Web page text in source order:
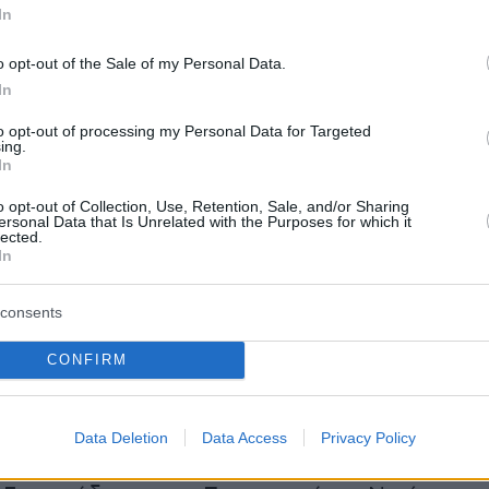
opt-out of the Sale of my Personal Data.
opt-out of processing my Personal Data for Targeted
opt-out of Collection, Use, Retention, Sale, and/or Sharing
Data that Is Unrelated with the Purposes for which it
CONFIRM
Data Deletion Data Access Privacy Policy
τώρα, μία έκταση πενήντα στρεμμάτων,
κέντρο της πόλης της Ρόδου, ρημάζει.
τον Υπουργό Υγείας
αξιοποίηση αυτής της έκτασης, η οποία
Δημόσιο, στην Περιφέρεια Νοτίου
αναμένουμε τώρα από τον κ.
μεγάλη εμπειρία σε τέτοιου είδους
είναι η εκπόνηση ενός συνολικού σχεδίου
αυτής της έκτασης, στην οποία ενδεχομένως
υπηρεσίες, όπως ένα νέο
η έλλειψη χρόνια ταλαιπωρεί συνολικά
»,ανέφερε ο Πρωθυπουργός κατά την